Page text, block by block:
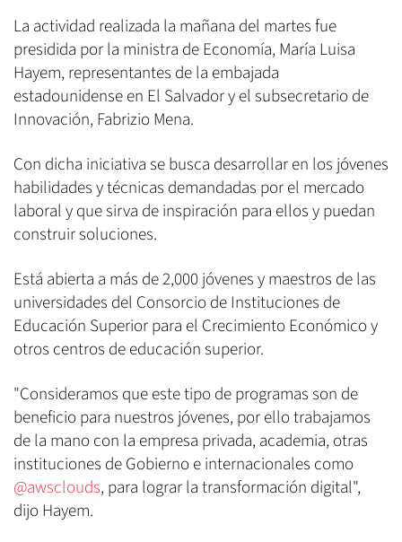
La actividad realizada la mañana del martes fue
presidida por la ministra de Economía, María Luisa
Hayem, representantes de la embajada
estadounidense en El Salvador y el subsecretario de
Innovación, Fabrizio Mena.
Con dicha iniciativa se busca desarrollar en los jóvenes
habilidades y técnicas demandadas por el mercado
laboral y que sirva de inspiración para ellos y puedan
construir soluciones.
Está abierta a más de 2,000 jóvenes y maestros de las
universidades del Consorcio de Instituciones de
Educación Superior para el Crecimiento Económico y
otros centros de educación superior.
"Consideramos que este tipo de programas son de
beneficio para nuestros jóvenes, por ello trabajamos
de la mano con la empresa privada, academia, otras
instituciones de Gobierno e internacionales como
@awsclouds, para lograr la transformación digital",
dijo Hayem.